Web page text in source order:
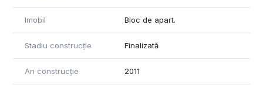
Imobil Bloc de apart.
Stadiu construcție Finalizată
An construcție 2011